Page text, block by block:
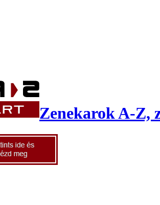
Zenekarok A-Z,